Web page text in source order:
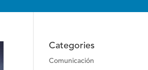
Categories
Comunicación